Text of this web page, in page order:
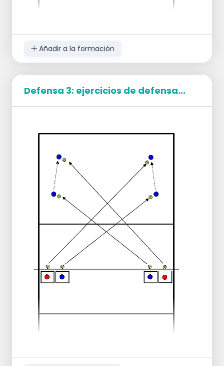
posiciona a los Colocadores para colocar
Objetivo
saques que se originan desde diferentes
Ejecución
El jugador en la caja del medio golpea
hacia la zona 1 y la zona 5.
Los bloqueadores centrales deben
posicionar sus brazos para cerrar la zona
objetivo y realizar un bloqueo de
desplazamiento hacia el lado donde el
jugador en la caja golpeará.
Rotar después de cada golpe.
Bloqueadores Centrales
Cuando el jugador en la caja del medio
golpea hacia la zona 1, los bloqueadores
centrales posicionan sus brazos para
desplazamiento hacia el lado izquierdo.
Cuando el jugador en la caja del medio
golpea hacia la zona 5, los bloqueadores
desplazamiento hacia el lado derecho.
Añadir a la formación
Defensa 3: ejercicios de defensa...